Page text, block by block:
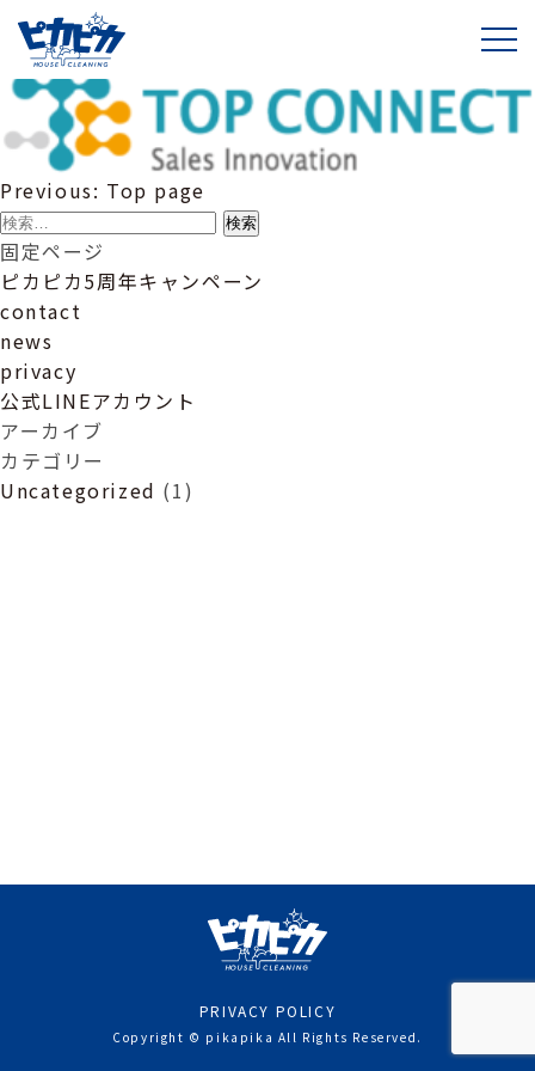
top connectロゴ
投
稿
ナ
ビ
ゲ
ー
シ
ョ
ン
Previous: Top page
検
索:
固定ページ
ピカピカ5周年キャンペーン
contact
news
privacy
公式LINEアカウント
アーカイブ
カテゴリー
Uncategorized (1)
PRIVACY POLICY
Copyright © pikapika All Rights Reserved.